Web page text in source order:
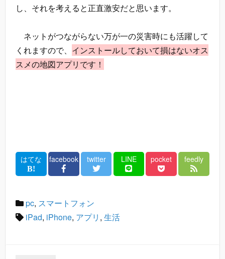
し、それを考えると正直激安だと思います。
ネットがつながらない万が一の災害時にも活躍して
くれますので、 インストールしておいて損はないオス
スメの地図アプリです！
はてな facebook twitter LINE pocket feedly
pc, スマートフォン
iPad, iPhone, アプリ , 生活